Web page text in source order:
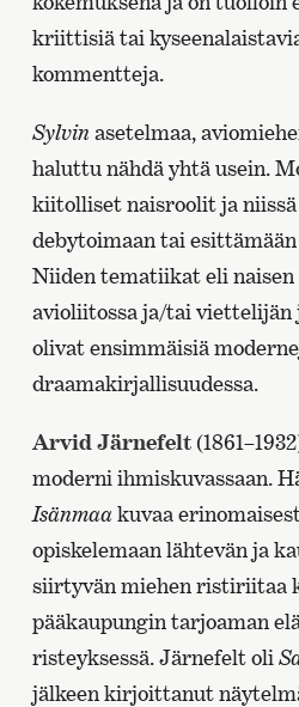
kriittisiä tai
kommentteja.
Sylvinasetelmaa,
haluttu nähdä yhtä usein.
kiitolliset naisroolit ja
debytoimaan tai
Niiden tematiikat eli
avioliitossa ja/tai
olivat ensimmäisiä
draamakirjallisuudessa.
Arvid Järnefelt
moderni ihmiskuvassaan.
Isänmaakuvaa
opiskelemaan lähtevän ja
siirtyvän miehen ristiriitaa
pääkaupungin tarjoaman
risteyksessä. Järnefelt oli
jälkeen kirjoittanut